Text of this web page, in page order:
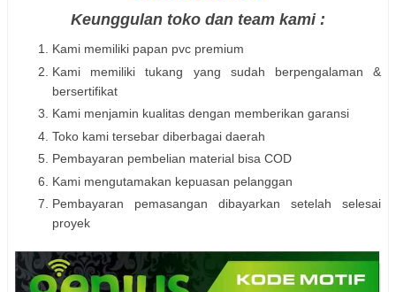
Keunggulan toko dan team kami :
Kami memiliki papan pvc premium
Kami memiliki tukang yang sudah berpengalaman &
bersertifikat
Kami menjamin kualitas dengan memberikan garansi
Toko kami tersebar diberbagai daerah
Pembayaran pembelian material bisa COD
Kami mengutamakan kepuasan pelanggan
Pembayaran pemasangan dibayarkan setelah selesai
proyek